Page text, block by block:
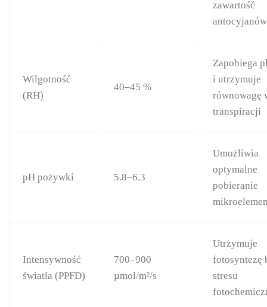
zawartość
antocyjanów
Wilgotność
(RH)
40–45 %
Zapobiega
i utrzymuje
równowagę
transpiracji
pH pożywki 5.8–6.3
Umożliwia
optymalne
pobieranie
Intensywność
światła (PPFD)
700–900
µmol/m²/s
Utrzymuje
fotosyntezę
stresu